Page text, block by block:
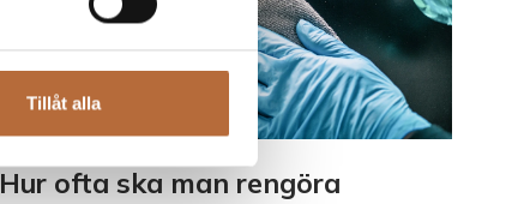
Tillåt alla
Hur ofta ska man rengöra